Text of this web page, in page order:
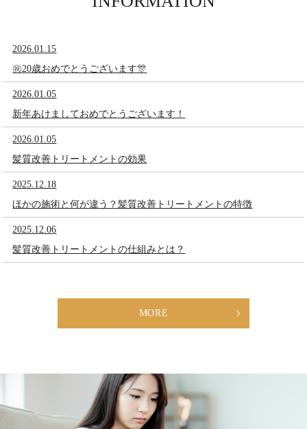
2026.01.15
㊗️20歳おめでとうございます🎊
2026.01.05
新年あけましておめでとうございます！
2026.01.05
髪質改善トリートメントの効果
2025.12.18
ほかの施術と何が違う？髪質改善トリートメントの特徴
2025.12.06
髪質改善トリートメントの仕組みとは？
MORE